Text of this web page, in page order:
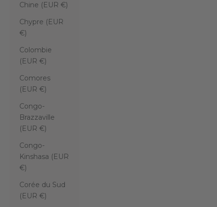
Chine (EUR €)
Chypre (EUR
€)
Colombie
(EUR €)
Comores
(EUR €)
Congo-
Brazzaville
(EUR €)
Congo-
Kinshasa (EUR
€)
Corée du Sud
(EUR €)